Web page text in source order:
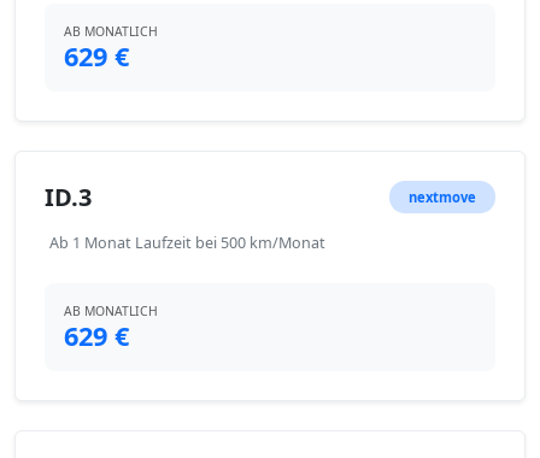
AB MONATLICH
629 €
ID.3 nextmove
Ab 1 Monat Laufzeit bei 500 km/Monat
AB MONATLICH
629 €